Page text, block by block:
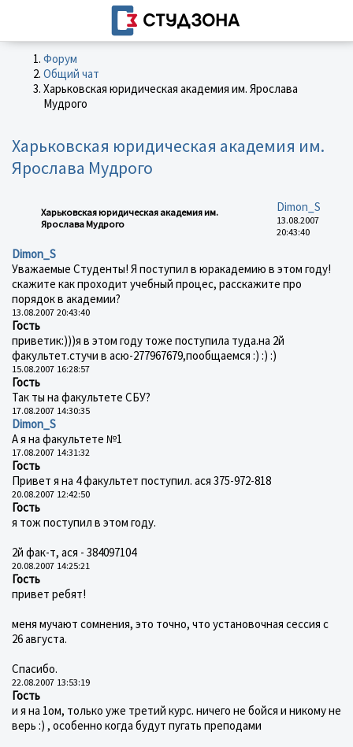
Форум
Общий чат
Харьковская юридическая академия им. Ярослава
Мудрого
Харьковская юридическая академия им.
Ярослава Мудрого
Харьковская юридическая академия им.
Ярослава Мудрого
Dimon_S
13.08.2007
20:43:40
Dimon_S
Уважаемые Студенты! Я поступил в юракадемию в этом году!
скажите как проходит учебный процес, расскажите про
порядок в академии?
13.08.2007 20:43:40
Гость
приветик:)))я в этом году тоже поступила туда.на 2й
факультет.стучи в асю-277967679,пообщаемся :) :) :)
15.08.2007 16:28:57
Гость
Так ты на факультете СБУ?
17.08.2007 14:30:35
Dimon_S
А я на факультете №1
17.08.2007 14:31:32
Гость
Привет я на 4 факультет поступил. ася 375-972-818
20.08.2007 12:42:50
Гость
я тож поступил в этом году.
2й фак-т, ася - 384097104
20.08.2007 14:25:21
Гость
привет ребят!
меня мучают сомнения, это точно, что установочная сессия с
26 августа.
Спасибо.
22.08.2007 13:53:19
Гость
и я на 1ом, только уже третий курс. ничего не бойся и никому не
верь :) , особенно когда будут пугать преподами